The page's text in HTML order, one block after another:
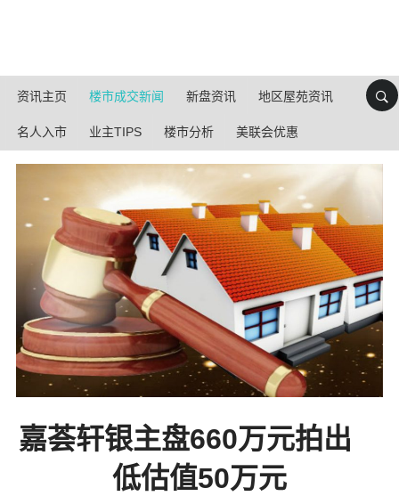
资讯主页 楼市成交新闻 新盘资讯 地区屋苑资讯
名人入市 业主TIPS 楼市分析 美联会优惠
嘉荟轩银主盘660万元拍出
低估值50万元